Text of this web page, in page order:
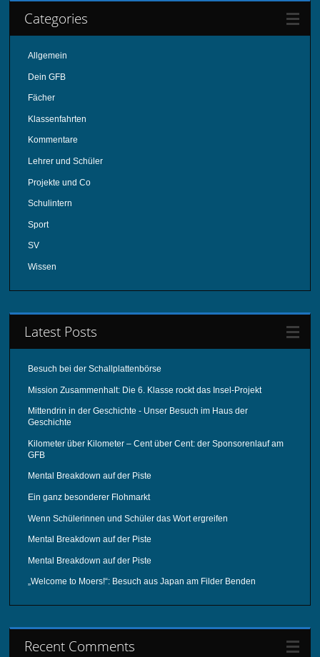
Categories
Allgemein
Dein GFB
Fächer
Klassenfahrten
Kommentare
Lehrer und Schüler
Projekte und Co
Schulintern
Sport
SV
Wissen
Latest Posts
Besuch bei der Schallplattenbörse
Mission Zusammenhalt: Die 6. Klasse rockt das Insel-Projekt
Mittendrin in der Geschichte - Unser Besuch im Haus der
Geschichte
Kilometer über Kilometer – Cent über Cent: der Sponsorenlauf am
GFB
Mental Breakdown auf der Piste
Ein ganz besonderer Flohmarkt
Wenn Schülerinnen und Schüler das Wort ergreifen
Mental Breakdown auf der Piste
Mental Breakdown auf der Piste
„Welcome to Moers!“: Besuch aus Japan am Filder Benden
Recent Comments